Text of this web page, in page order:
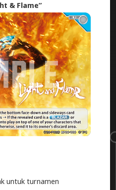
& Flame”
untuk turnamen